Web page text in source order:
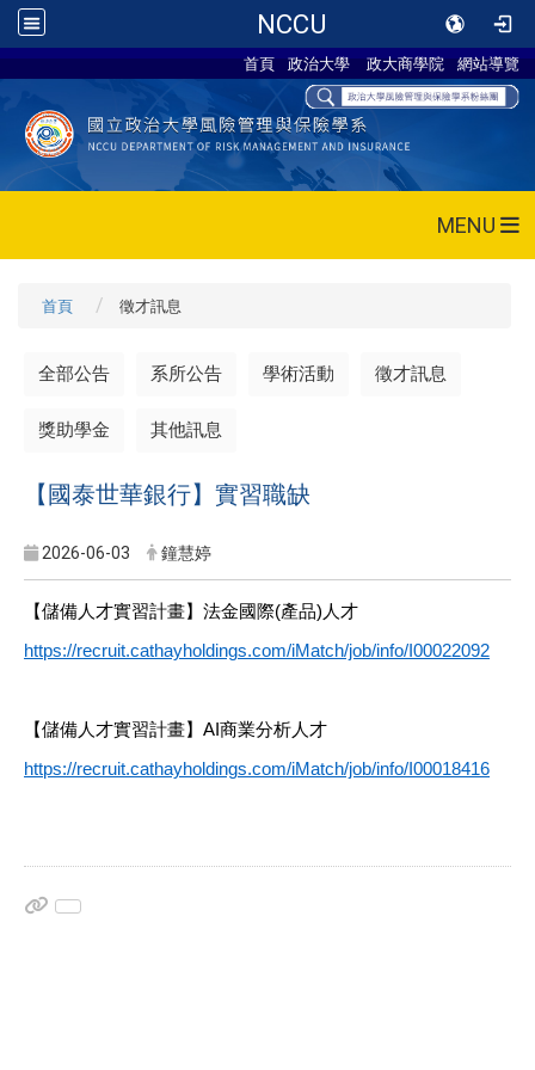
NCCU
首頁 政治大學 政大商學院 網站導覽
MENU
首頁 徵才訊息
全部公告 系所公告 學術活動 徵才訊息
獎助學金 其他訊息
【國泰世華銀行】實習職缺
2026-06-03 鐘慧婷
【儲備人才實習計畫】法金國際(產品)人才
https://recruit.cathayholdings.com/iMatch/job/info/I00022092
【儲備人才實習計畫】AI商業分析人才
https://recruit.cathayholdings.com/iMatch/job/info/I00018416